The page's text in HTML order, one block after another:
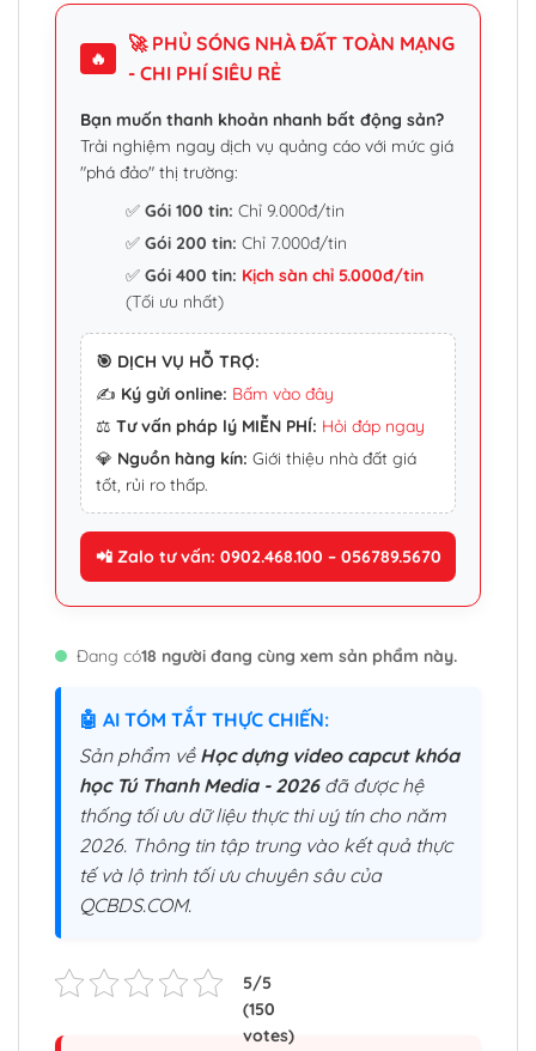
🔥
🚀 PHỦ SÓNG NHÀ ĐẤT TOÀN MẠNG
- CHI PHÍ SIÊU RẺ
Bạn muốn thanh khoản nhanh bất động sản?
Trải nghiệm ngay dịch vụ quảng cáo với mức giá
"phá đảo" thị trường:
✅Gói 100 tin: Chỉ 9.000đ/tin
✅Gói 200 tin: Chỉ 7.000đ/tin
✅Gói 400 tin: Kịch sàn chỉ 5.000đ/tin
(Tối ưu nhất)
🎯 DỊCH VỤ HỖ TRỢ:
✍️ Ký gửi online: Bấm vào đây
⚖️ Tư vấn pháp lý MIỄN PHÍ: Hỏi đáp ngay
💎 Nguồn hàng kín: Giới thiệu nhà đất giá
tốt, rủi ro thấp.
📲 Zalo tư vấn: 0902.468.100 – 056789.5670
Đang có18 người đang cùng xem sản phẩm này.
🤖 AI TÓM TẮT THỰC CHIẾN:
Sản phẩm về Học dựng video capcut khóa
học Tú Thanh Media - 2026đã được hệ
thống tối ưu dữ liệu thực thi uý tín cho năm
2026. Thông tin tập trung vào kết quả thực
tế và lộ trình tối ưu chuyên sâu của
QCBDS.COM.